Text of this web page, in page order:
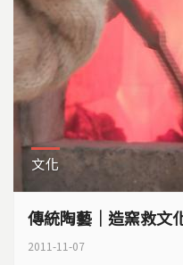
文化
傳統陶藝｜造窯救文
2011-11-07